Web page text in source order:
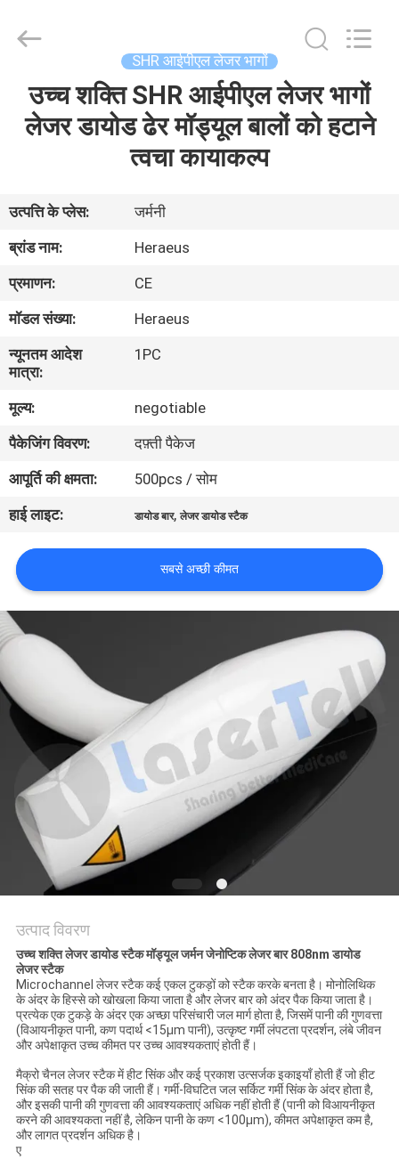
हमारे
बारे
में
कारखाना
भ्रमण
गुणवत्ता
नियंत्रण
साइटमैप
PRIVACY
POLICY
Rights
Reserved.
SHR आईपीएल लेजर भागों
उच्च शक्ति SHR आईपीएल लेजर भागों
लेजर डायोड ढेर मॉड्यूल बालों को हटाने
त्वचा कायाकल्प
उत्पत्ति के प्लेस:
जर्मनी
ब्रांड नाम:
Heraeus
प्रमाणन:
CE
मॉडल संख्या:
Heraeus
न्यूनतम आदेश
मात्रा:
1PC
मूल्य:
negotiable
पैकेजिंग विवरण:
दफ़्ती पैकेज
आपूर्ति की क्षमता:
500pcs / सोम
हाई लाइट:
डायोड बार,लेजर डायोड स्टैक
सबसे अच्छी कीमत
उत्पाद विवरण
उच्च शक्ति लेजर डायोड स्टैक मॉड्यूल जर्मन जेनोप्टिक लेजर बार 808nm डायोड
लेजर स्टैक
Microchannel लेजर स्टैक कई एकल टुकड़ों को स्टैक करके बनता है। मोनोलिथिक
के अंदर के हिस्से को खोखला किया जाता है और लेजर बार को अंदर पैक किया जाता है।
प्रत्येक एक टुकड़े के अंदर एक अच्छा परिसंचारी जल मार्ग होता है, जिसमें पानी की गुणवत्ता
(विआयनीकृत पानी, कण पदार्थ <15μm पानी), उत्कृष्ट गर्मी लंपटता प्रदर्शन, लंबे जीवन
और अपेक्षाकृत उच्च कीमत पर उच्च आवश्यकताएं होती हैं।
मैक्रो चैनल लेजर स्टैक में हीट सिंक और कई प्रकाश उत्सर्जक इकाइयाँ होती हैं जो हीट
सिंक की सतह पर पैक की जाती हैं। गर्मी-विघटित जल सर्किट गर्मी सिंक के अंदर होता है,
और इसकी पानी की गुणवत्ता की आवश्यकताएं अधिक नहीं होती हैं (पानी को विआयनीकृत
करने की आवश्यकता नहीं है, लेकिन पानी के कण <100μm), कीमत अपेक्षाकृत कम है,
और लागत प्रदर्शन अधिक है।
ए